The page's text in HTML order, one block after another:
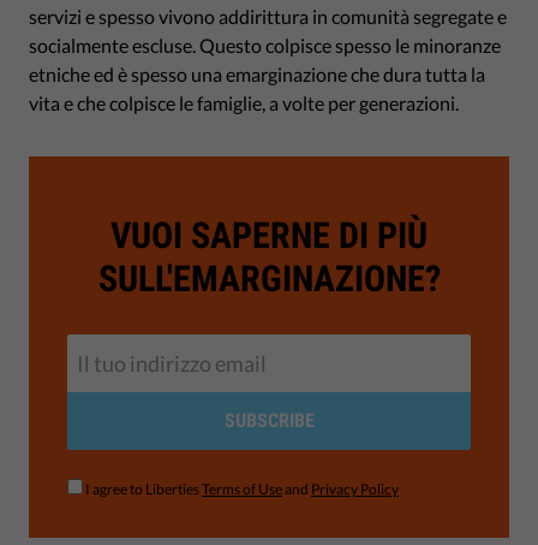
servizi e spesso vivono addirittura in comunità segregate e
socialmente escluse. Questo colpisce spesso le minoranze
etniche ed è spesso una emarginazione che dura tutta la
vita e che colpisce le famiglie, a volte per generazioni.
VUOI SAPERNE DI PIÙ
SULL'EMARGINAZIONE?
SUBSCRIBE
I agree to LibertiesTerms of Useand Privacy Policy